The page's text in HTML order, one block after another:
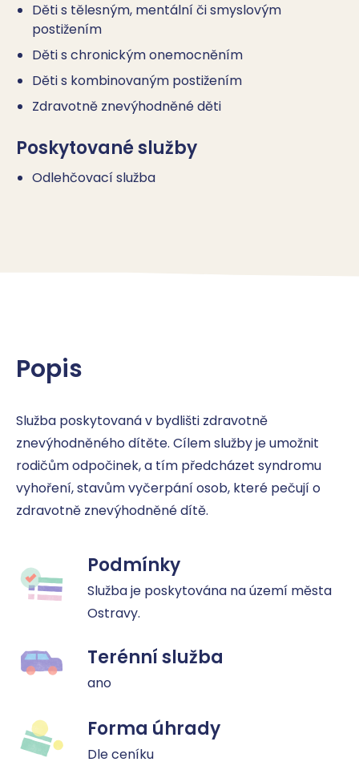
Děti s tělesným, mentální či smyslovým
postižením
Děti s chronickým onemocněním
Děti s kombinovaným postižením
Zdravotně znevýhodněné děti
Poskytované služby
Odlehčovací služba
Popis
Služba poskytovaná v bydlišti zdravotně
znevýhodněného dítěte. Cílem služby je umožnit
rodičům odpočinek, a tím předcházet syndromu
vyhoření, stavům vyčerpání osob, které pečují o
zdravotně znevýhodněné dítě.
Podmínky
Služba je poskytována na území města
Ostravy.
Terénní služba
ano
Forma úhrady
Dle ceníku